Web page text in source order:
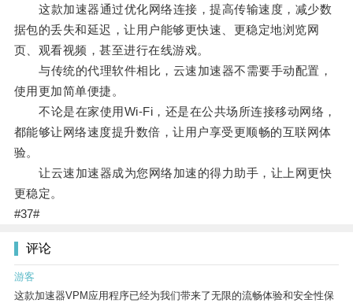
这款加速器通过优化网络连接，提高传输速度，减少数
据包的丢失和延迟，让用户能够更快速、更稳定地浏览网
页、观看视频，甚至进行在线游戏。
与传统的代理软件相比，云速加速器不需要手动配置，
使用更加简单便捷。
不论是在家使用Wi-Fi，还是在公共场所连接移动网络，
都能够让网络速度提升数倍，让用户享受更顺畅的互联网体
验。
让云速加速器成为您网络加速的得力助手，让上网更快
更稳定。
#37#
评论
游客
这款加速器VPM应用程序已经为我们带来了无限的流畅体验和安全性保